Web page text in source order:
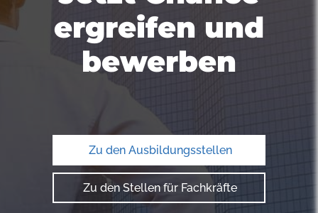
ergreifen und
bewerben
Zu den Ausbildungsstellen
Zu den Stellen für Fachkräfte